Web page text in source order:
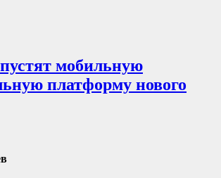
мобильную
платформу нового